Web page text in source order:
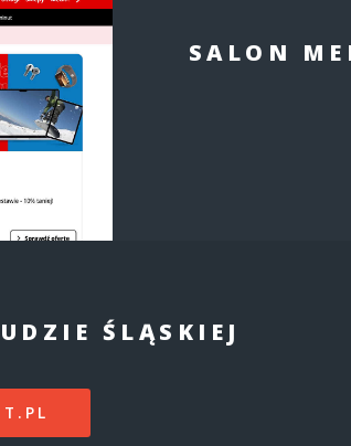
SALON
ŚLĄSKIEJ